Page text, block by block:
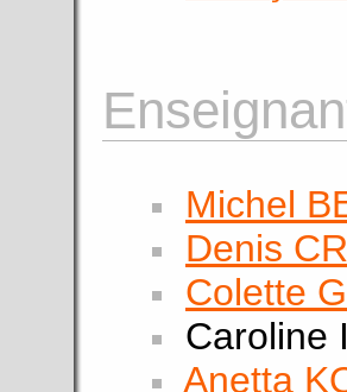
Michel
Denis
Colette
Caroline
Anetta